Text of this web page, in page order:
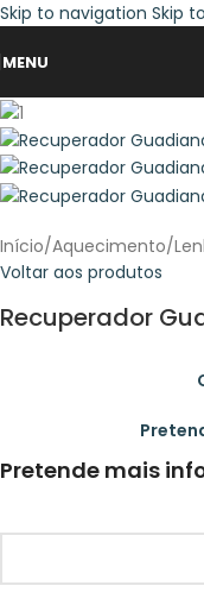
Skip to navigation Skip
MENU
Início/Aquecimento/
Voltar aos produtos
Recuperador
Pretende mais